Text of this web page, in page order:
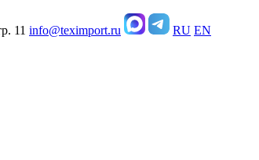
11 info@teximport.ru RU EN